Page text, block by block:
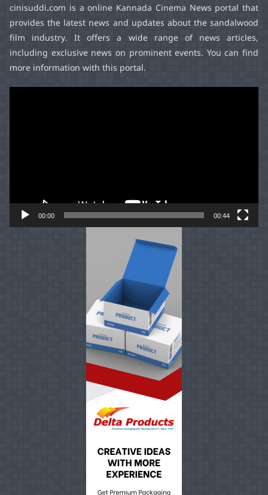
cinisuddi.com is a online Kannada Cinema News portal that
provides the latest news and updates about the sandalwood
film industry. It offers a wide range of news articles,
including exclusive news on prominent events. You can find
more information with this portal.
00:00 00:44